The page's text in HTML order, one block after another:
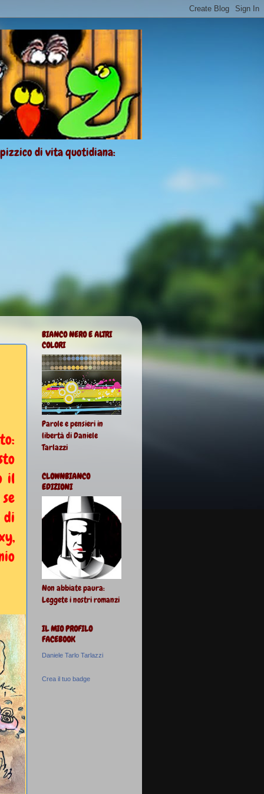
pizzico di vita quotidiana:
il
di
BIANCO NERO E ALTRI
COLORI
Parole e pensieri in
libertà di Daniele
Tarlazzi
CLOWNBIANCO
EDIZIONI
Non abbiate paura:
Leggete i nostri romanzi
IL MIO PROFILO
FACEBOOK
Daniele Tarlo Tarlazzi
Crea il tuo badge